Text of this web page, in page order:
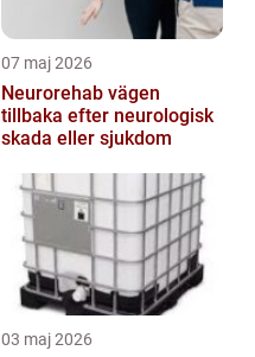
07 maj 2026
Neurorehab vägen
tillbaka efter neurologisk
skada eller sjukdom
03 maj 2026